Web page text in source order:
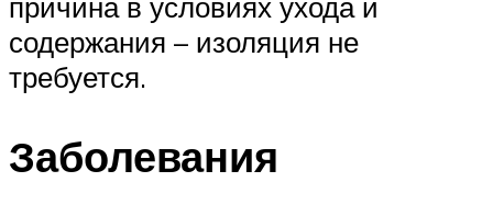
содержания – изоляция не
требуется.
Заболевания